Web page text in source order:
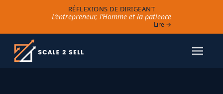
RÉFLEXIONS DE DIRIGEANT
L’entrepreneur, l’Homme et la patience
Lire →